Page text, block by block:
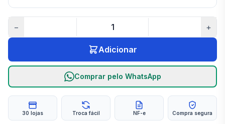
− +
Adicionar
Comprar pelo WhatsApp
30 lojas Troca fácil NF-e Compra segura